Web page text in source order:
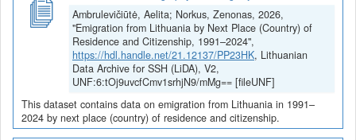
Ambrulevičiūtė, Aelita; Norkus, Zenonas, 2026,
"Emigration from Lithuania by Next Place (Country) of
Residence and Citizenship, 1991–2024",
https://hdl.handle.net/21.12137/PP23HK, Lithuanian
Data Archive for SSH (LiDA), V2,
UNF:6:tOj9uvcfCmv1srhjN9/mMg== [fileUNF]
This dataset contains data on emigration from Lithuania in 1991–
2024 by next place (country) of residence and citizenship.